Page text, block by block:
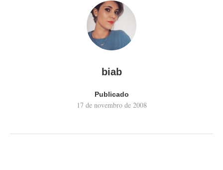
biab
Publicado
17 de novembro de 2008